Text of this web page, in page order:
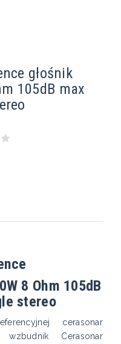
głośnik
105dB max
8 Ohm 105dB
stereo
cerasonar
Cerasonar